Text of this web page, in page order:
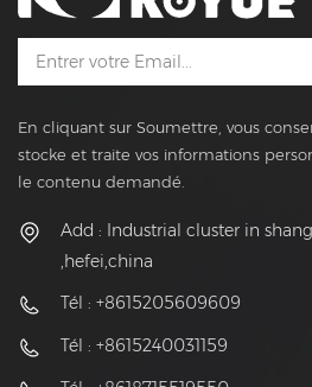
En cliquant sur Soumettre, vous
stocke et traite vos informations
le contenu demandé.
Add : Industrial cluster in
,hefei,china
Tél : +8615205609609
Tél : +8615240031159